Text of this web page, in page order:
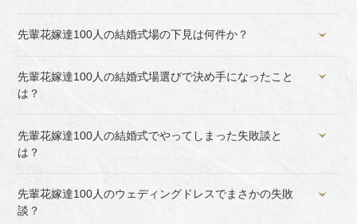
先輩花嫁達100人の結婚式場の下見は何件か？
先輩花嫁達100人の結婚式場選びで決め手になったこと
は？
先輩花嫁達100人の結婚式でやってしまった失敗談と
は？
先輩花嫁達100人のウェディングドレスでまさかの失敗
談？